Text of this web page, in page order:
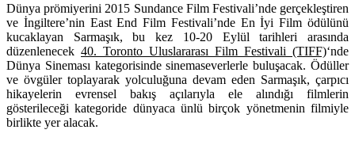
Dünya prömiyerini 2015 Sundance Film Festivali’nde gerçekleştiren
ve İngiltere’nin East End Film Festivali’nde En İyi Film ödülünü
kucaklayan Sarmaşık, bu kez 10-20 Eylül tarihleri arasında
düzenlenecek 40. Toronto Uluslararası Film Festivali (TIFF)‘nde
Dünya Sineması kategorisinde sinemaseverlerle buluşacak. Ödüller
ve övgüler toplayarak yolculuğuna devam eden Sarmaşık, çarpıcı
hikayelerin evrensel bakış açılarıyla ele alındığı filmlerin
gösterileceği kategoride dünyaca ünlü birçok yönetmenin filmiyle
birlikte yer alacak.